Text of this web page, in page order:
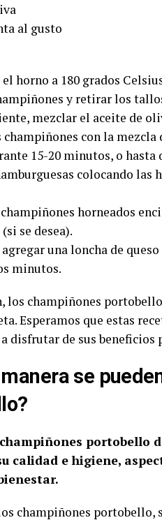
al gusto
horno a 180 grados
y retirar los
mezclar el aceite de
champiñones con la
15-20 minutos, o hasta
colocando las
horneados
se desea).
agregar una loncha de
minutos.
los champiñones
Esperamos que estas
disfrutar de sus beneficios
se
portobello
calidad e higiene,
champiñones portobello,